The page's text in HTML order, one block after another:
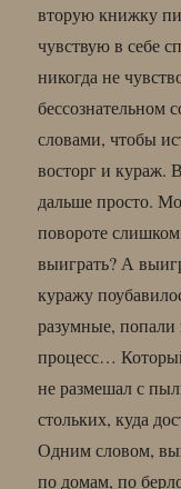
вторую книжку
чувствую в себе
никогда не
бессознательном
словами, чтобы
восторг и кураж.
дальше просто.
повороте
выиграть? А
куражу
разумные,
процесс…
не размешал с
стольких, куда
Одним словом,
по домам, по